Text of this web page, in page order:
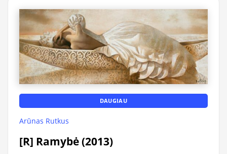
DAUGIAU
Arūnas Rutkus
[R] Ramybė (2013)